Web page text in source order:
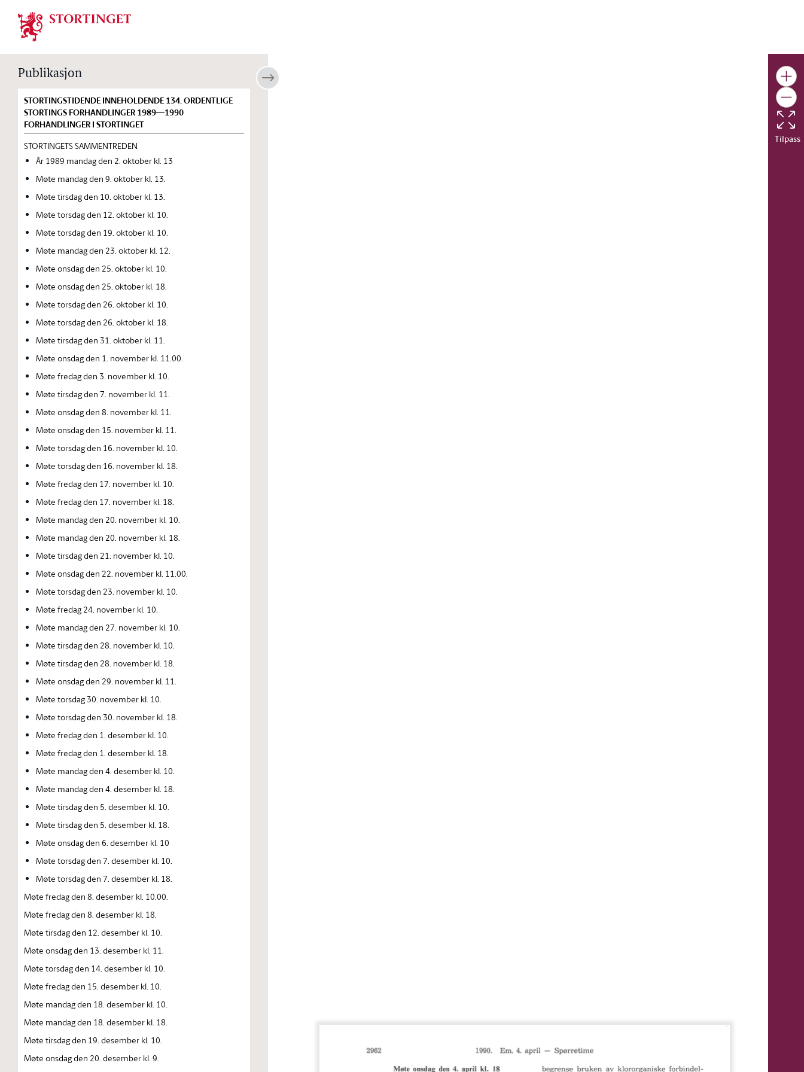
Stortinget.no
Publikasjon
STORTINGSTIDENDE INNEHOLDENDE 134. ORDENTLIGE
STORTINGS FORHANDLINGER 1989—1990
FORHANDLINGER I STORTINGET
STORTINGETS SAMMENTREDEN
År 1989 mandag den 2. oktober kl. 13
Møte mandag den 9. oktober kl. 13.
Møte tirsdag den 10. oktober kl. 13.
Møte torsdag den 12. oktober kl. 10.
Møte torsdag den 19. oktober kl. 10.
Møte mandag den 23. oktober kl. 12.
Møte onsdag den 25. oktober kl. 10.
Møte onsdag den 25. oktober kl. 18.
Møte torsdag den 26. oktober kl. 10.
Møte torsdag den 26. oktober kl. 18.
Møte tirsdag den 31. oktober kl. 11.
Møte onsdag den 1. november kl. 11.00.
Møte fredag den 3. november kl. 10.
Møte tirsdag den 7. november kl. 11.
Møte onsdag den 8. november kl. 11.
Møte onsdag den 15. november kl. 11.
Møte torsdag den 16. november kl. 10.
Møte torsdag den 16. november kl. 18.
Møte fredag den 17. november kl. 10.
Møte fredag den 17. november kl. 18.
Møte mandag den 20. november kl. 10.
Møte mandag den 20. november kl. 18.
Møte tirsdag den 21. november kl. 10.
Møte onsdag den 22. november kl. 11.00.
Møte torsdag den 23. november kl. 10.
Møte fredag 24. november kl. 10.
Møte mandag den 27. november kl. 10.
Møte tirsdag den 28. november kl. 10.
Møte tirsdag den 28. november kl. 18.
Møte onsdag den 29. november kl. 11.
Møte torsdag 30. november kl. 10.
Møte torsdag den 30. november kl. 18.
Møte fredag den 1. desember kl. 10.
Møte fredag den 1. desember kl. 18.
Møte mandag den 4. desember kl. 10.
Møte mandag den 4. desember kl. 18.
Møte tirsdag den 5. desember kl. 10.
Møte tirsdag den 5. desember kl. 18.
Møte onsdag den 6. desember kl. 10
Møte torsdag den 7. desember kl. 10.
Møte torsdag den 7. desember kl. 18.
Møte fredag den 8. desember kl. 10.00.
Møte fredag den 8. desember kl. 18.
Møte tirsdag den 12. desember kl. 10.
Møte onsdag den 13. desember kl. 11.
Møte torsdag den 14. desember kl. 10.
Møte fredag den 15. desember kl. 10.
Møte mandag den 18. desember kl. 10.
Møte mandag den 18. desember kl. 18.
Møte tirsdag den 19. desember kl. 10.
Møte onsdag den 20. desember kl. 9.